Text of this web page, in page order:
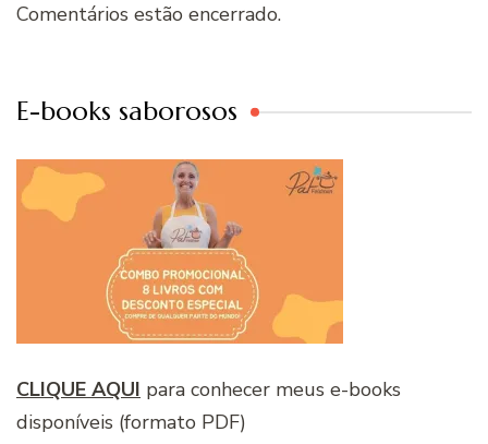
Comentários estão encerrado.
E-books saborosos
CLIQUE AQUI para conhecer meus e-books
disponíveis (formato PDF)